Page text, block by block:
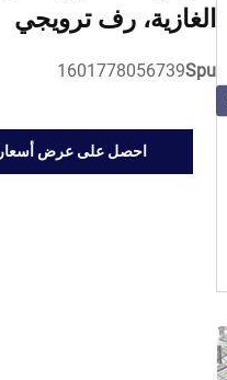
الغازية، رف ترويجي
Spu
1601778056739
احصل على عرض أسعار